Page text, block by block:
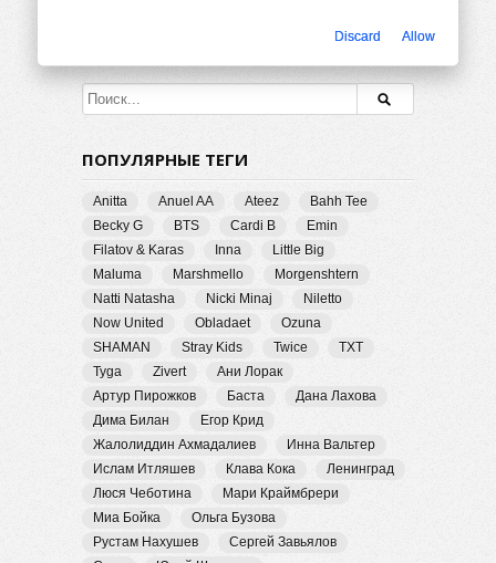
ПОПУЛЯРНЫЕ ТЕГИ
Anitta Anuel AA Ateez
Bahh Tee
Becky G
BTS Cardi B
Emin
Filatov & Karas
Inna
Little Big
Maluma
Marshmello
Morgenshtern
Natti Natasha
Nicki Minaj
Niletto
Now United
Obladaet
Ozuna
SHAMAN
Stray Kids Twice
TXT
Tyga
Zivert
Ани Лорак
Артур Пирожков
Баста
Дана Лахова
Дима Билан
Егор Крид
Жалолиддин Ахмадалиев
Инна Вальтер
Ислам Итляшев
Клава Кока
Ленинград
Люся Чеботина
Мари Краймбрери
Миа Бойка
Ольга Бузова
Рустам Нахушев
Сергей Завьялов
Discard Allow